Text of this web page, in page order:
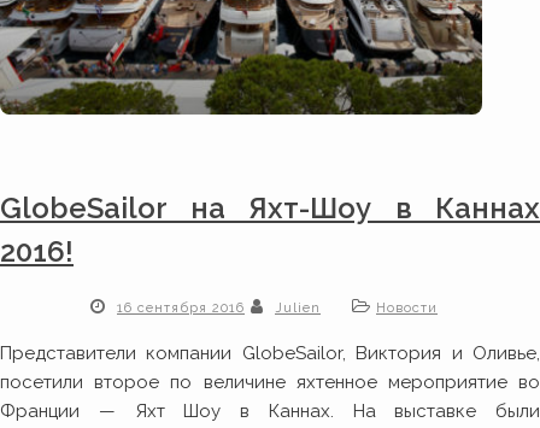
GlobeSailor на Яхт-Шоу в Каннах
2016!
16 сентября 2016 Julien Новости
Представители компании GlobeSailor, Виктория и Оливье,
посетили второе по величине яхтенное мероприятие во
Франции — Яхт Шоу в Каннах. На выставке были